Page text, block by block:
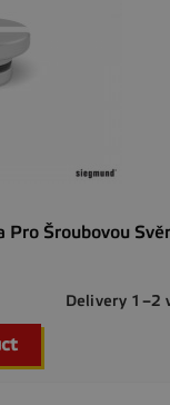
Šroubovou
Delivery 1–2